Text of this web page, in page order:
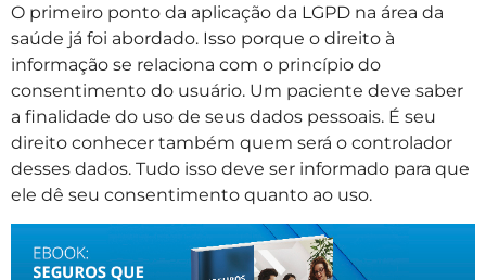
O primeiro ponto da aplicação da LGPD na área da
saúde já foi abordado. Isso porque o direito à
informação se relaciona com o princípio do
consentimento do usuário. Um paciente deve saber
a finalidade do uso de seus dados pessoais. É seu
direito conhecer também quem será o controlador
desses dados. Tudo isso deve ser informado para que
ele dê seu consentimento quanto ao uso.